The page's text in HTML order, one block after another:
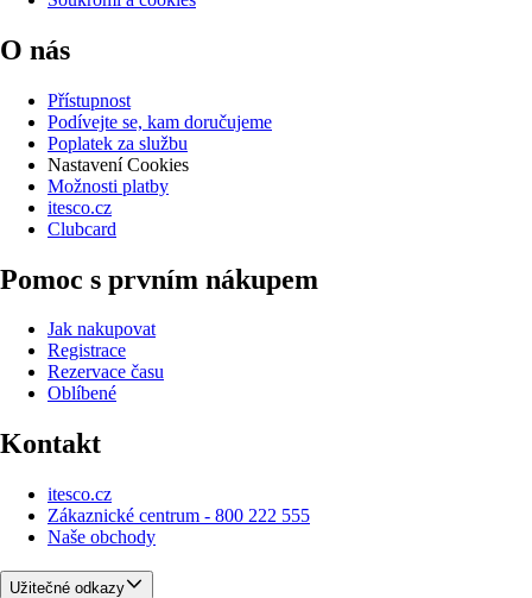
O nás
Přístupnost
Podívejte se, kam doručujeme
Poplatek za službu
Nastavení Cookies
Možnosti platby
itesco.cz
Clubcard
Pomoc s prvním nákupem
Jak nakupovat
Registrace
Rezervace času
Oblíbené
Kontakt
itesco.cz
Zákaznické centrum - 800 222 555
Naše obchody
Užitečné odkazy